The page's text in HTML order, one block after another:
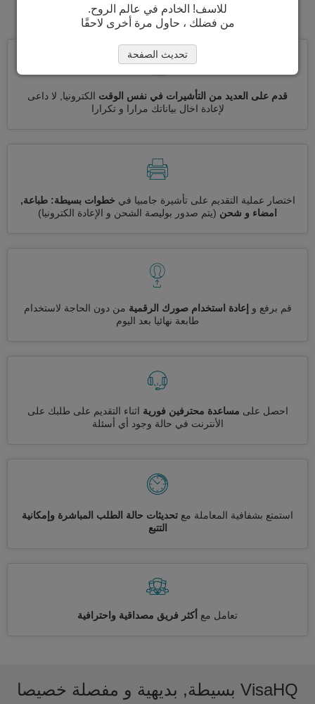
عملية الحصول على تأشيرة جامبيا
قدم على العديد من التأشيرات في نفس الوقت الكترونيا, لا داعى
لإعادة اخال بياناتك مرارا و تكرارا
اختصار عملية التقديم على تأشيرة جامبيا في خطوات بسيطة: طباعة,
امضاء و شحن (يتم صدور بوليصة الشحن و الإعادة الكترونيا)
قم برفع و إعادة استخدام صورك الرقمية من دون الحاجة لاستخدام
طابعة نهائيا بعد اليوم
احصل على مساعدة محترفين فورية اثناء التقديم على طلبك على
الأنترنت في حالة وجود أي أسئلة
استمتع بشفافية المعاملة مع تحديثات حالة الطلب المباشرة وإمكانية
التتبع
تعامل مع أكثر فريق مصداقية واحترافية
VisaHQ بسيطة, بديهية و مفصلة خصيصا
للاسف! الخادم في عالم الروح.
من فضلك ، حاول مرة أخرى لاحقًا
تحديث الصفحة